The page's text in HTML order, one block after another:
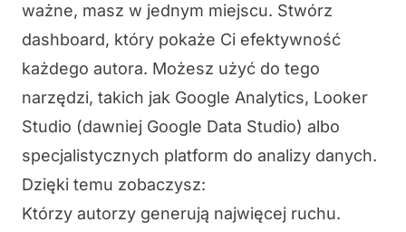
ważne, masz w jednym miejscu. Stwórz
dashboard, który pokaże Ci efektywność
każdego autora. Możesz użyć do tego
narzędzi, takich jak Google Analytics, Looker
Studio (dawniej Google Data Studio) albo
specjalistycznych platform do analizy danych.
Dzięki temu zobaczysz:
Którzy autorzy generują najwięcej ruchu.